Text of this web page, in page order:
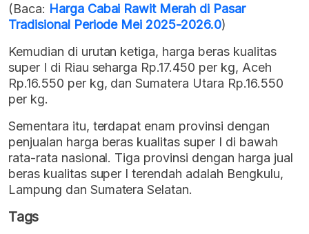
(Baca: Harga Cabai Rawit Merah di Pasar
Tradisional Periode Mei 2025-2026.0)
Kemudian di urutan ketiga, harga beras kualitas
super I di Riau seharga Rp.17.450 per kg, Aceh
Rp.16.550 per kg, dan Sumatera Utara Rp.16.550
per kg.
Sementara itu, terdapat enam provinsi dengan
penjualan harga beras kualitas super I di bawah
rata-rata nasional. Tiga provinsi dengan harga jual
beras kualitas super I terendah adalah Bengkulu,
Lampung dan Sumatera Selatan.
Tags